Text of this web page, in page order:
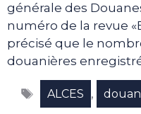
générale des
numéro de la revue
précisé que le
douanières
Étiquettes
ALCES ,